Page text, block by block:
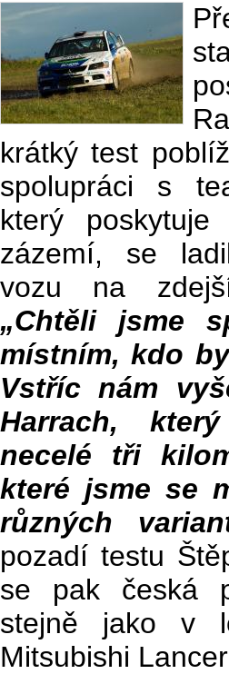
krátký test
spolupráci s
který
zázemí, se
vozu na
„Chtěli jsme
místním, kdo
Vstříc nám
Harrach,
necelé tři
které jsme se
různých
pozadí testu
se pak česká
stejně jako v
Mitsubishi